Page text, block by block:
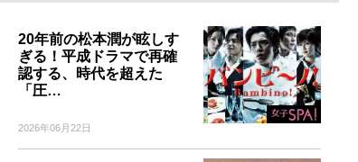
20年前の松本潤が眩しす
ぎる！平成ドラマで再確
認する、時代を超えた
「圧…
2026年06月22日